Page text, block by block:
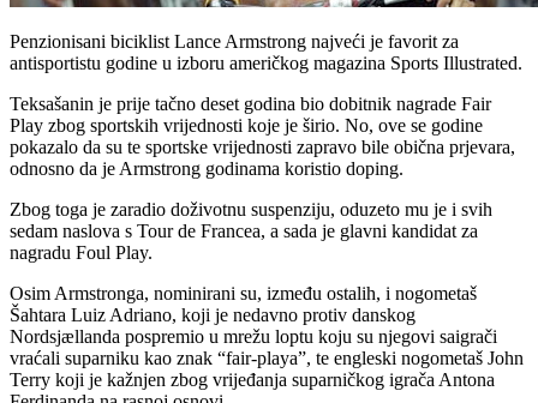
Penzionisani biciklist Lance Armstrong najveći je favorit za
antisportistu godine u izboru američkog magazina Sports Illustrated.
Teksašanin je prije tačno deset godina bio dobitnik nagrade Fair
Play zbog sportskih vrijednosti koje je širio. No, ove se godine
pokazalo da su te sportske vrijednosti zapravo bile obična prjevara,
odnosno da je Armstrong godinama koristio doping.
Zbog toga je zaradio doživotnu suspenziju, oduzeto mu je i svih
sedam naslova s Tour de Francea, a sada je glavni kandidat za
nagradu Foul Play.
Osim Armstronga, nominirani su, između ostalih, i nogometaš
Šahtara Luiz Adriano, koji je nedavno protiv danskog
Nordsjællanda pospremio u mrežu loptu koju su njegovi saigrači
vraćali suparniku kao znak “fair-playa”, te engleski nogometaš John
Terry koji je kažnjen zbog vrijeđanja suparničkog igrača Antona